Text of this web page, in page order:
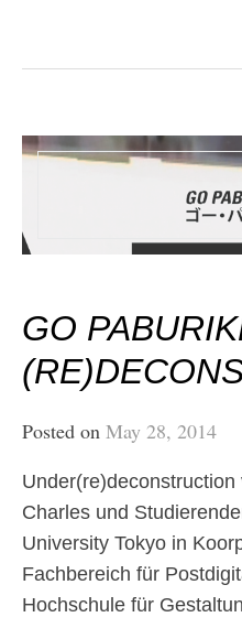
GO
Posted on May 28, 2014
Charles und
University Tokyo in
Fachbereich für
Hochschule für